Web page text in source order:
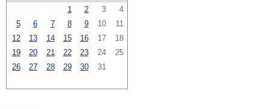
1
2 3
4
5
6 7 8 9 10
11
12
13 14 15 16 17
18
19
20 21 22 23 24
25
26
27 28 29 30 31